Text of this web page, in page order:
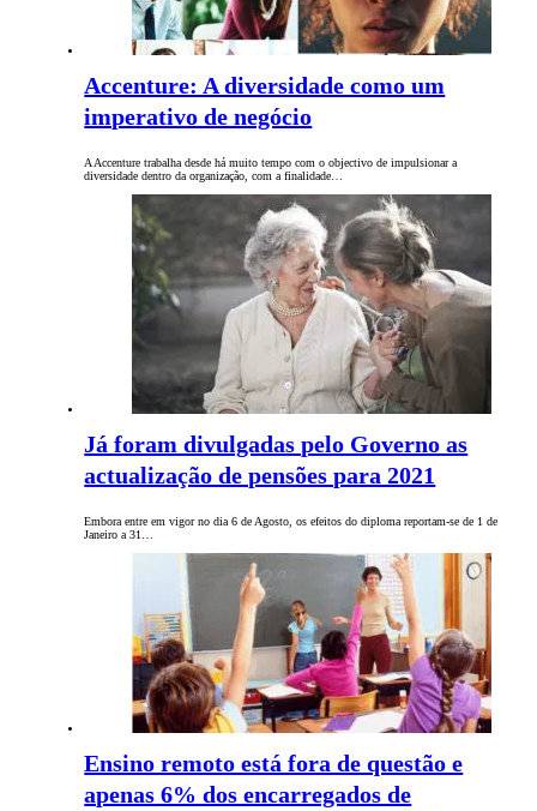
Accenture: A diversidade como um
imperativo de negócio
A Accenture trabalha desde há muito tempo com o objectivo de impulsionar a
diversidade dentro da organização, com a finalidade…
Já foram divulgadas pelo Governo as
actualização de pensões para 2021
Embora entre em vigor no dia 6 de Agosto, os efeitos do diploma reportam-se de 1 de
Janeiro a 31…
Ensino remoto está fora de questão e
apenas 6% dos encarregados de